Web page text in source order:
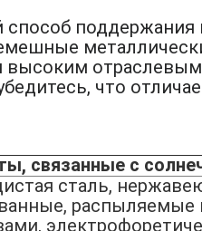
поддержания
высоким отраслевым
что
связанные с
сталь,